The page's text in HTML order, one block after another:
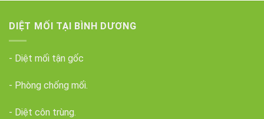
DIỆT MỐI TẠI BÌNH DƯƠNG
- Diệt mối tận gốc
- Phòng chống mối.
- Diệt côn trùng.